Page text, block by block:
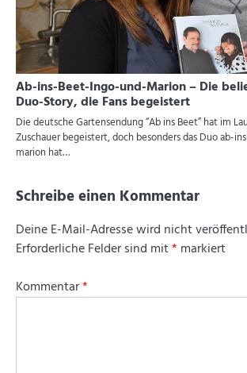
Ab-ins-Beet-Ingo-und-Marion – Die
Duo-Story, die Fans begeistert
Die deutsche Gartensendung “Ab ins Beet” hat im
Zuschauer begeistert, doch besonders das Duo ab-
marion hat…
Schreibe einen Kommentar
Deine E-Mail-Adresse wird nicht
Erforderliche Felder sind mit* markiert
Kommentar*